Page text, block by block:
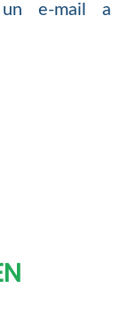
e-mail a